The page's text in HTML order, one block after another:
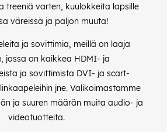
treeniä varten, kuulokkeita lapsille
väreissä ja paljon muuta!
ja sovittimia, meillä on laaja
jossa on kaikkea HDMI- ja
ja sovittimista DVI- ja scart-
jne. Valikoimastamme
ja suuren määrän muita audio- ja
videotuotteita.